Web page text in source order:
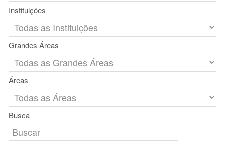
Instituições
Grandes Áreas
Áreas
Busca